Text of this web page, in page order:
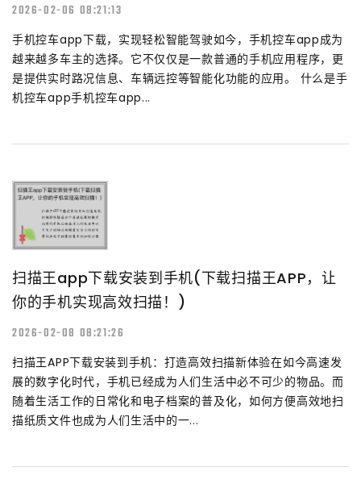
2026-02-06 08:21:13
手机控车app下载，实现轻松智能驾驶如今，手机控车app成为
越来越多车主的选择。它不仅仅是一款普通的手机应用程序，更
是提供实时路况信息、车辆远控等智能化功能的应用。 什么是手
机控车app手机控车app...
扫描王app下载安装到手机(下载扫描王APP，让
你的手机实现高效扫描！)
2026-02-08 08:21:26
扫描王APP下载安装到手机：打造高效扫描新体验在如今高速发
展的数字化时代，手机已经成为人们生活中必不可少的物品。而
随着生活工作的日常化和电子档案的普及化，如何方便高效地扫
描纸质文件也成为人们生活中的一...